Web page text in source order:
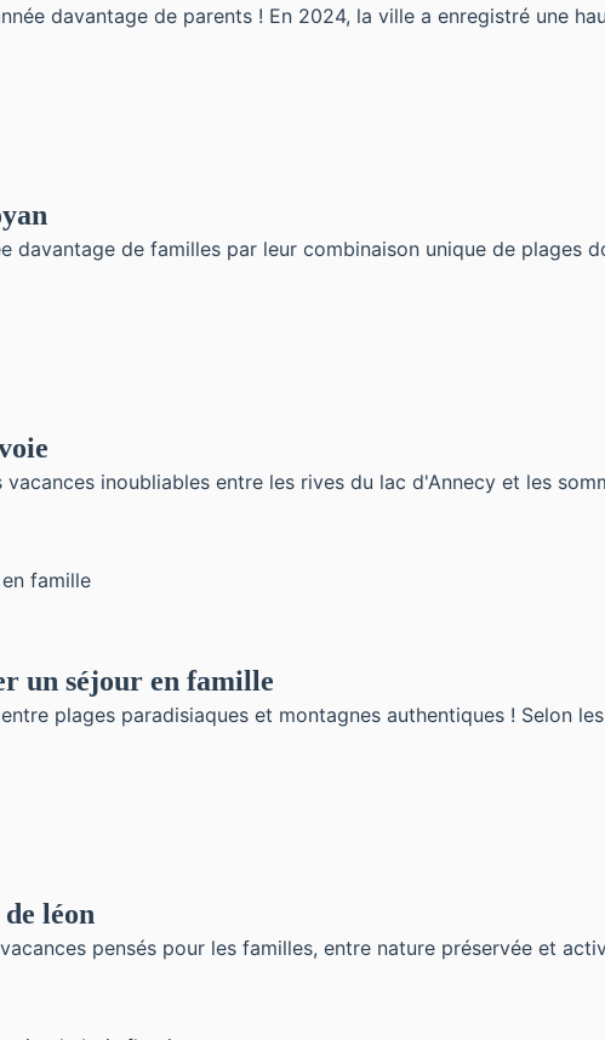
davantage de parents ! En 2024, la ville a enregistré une
davantage de familles par leur combinaison unique de plages
inoubliables entre les rives du lac d'Annecy et les
un séjour en famille
plages paradisiaques et montagnes authentiques ! Selon
léon
pensés pour les familles, entre nature préservée et